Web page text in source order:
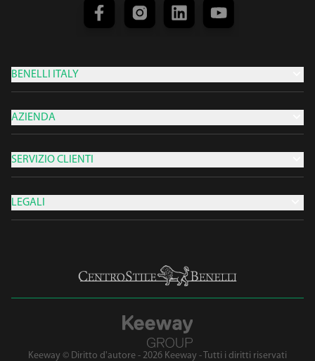
BENELLI ITALY
AZIENDA
SERVIZIO CLIENTI
LEGALI
Keeway © Diritto d'autore - 2026 Keeway - Tutti i diritti riservati